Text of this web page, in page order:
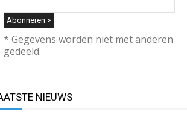
* Gegevens worden niet met anderen
gedeeld.
NIEUWS